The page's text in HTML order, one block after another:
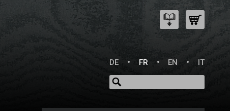
DE
FR EN IT